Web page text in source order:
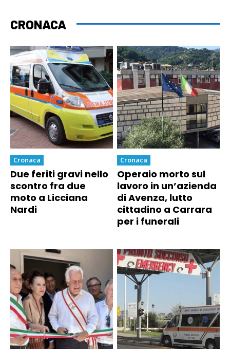
CRONACA
Cronaca
Due feriti gravi nello
scontro fra due
moto a Licciana
Nardi
Cronaca
Operaio morto sul
lavoro in un’azienda
di Avenza, lutto
cittadino a Carrara
per i funerali